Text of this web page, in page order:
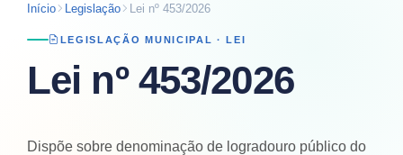
Início Legislação Lei nº 453/2026
LEGISLAÇÃO MUNICIPAL ·LEI
Lei nº 453/2026
Dispõe sobre denominação de logradouro público do